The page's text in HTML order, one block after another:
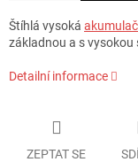
Štíhlá vysoká
základnou a s
Detailní informace
ZEPTAT SE